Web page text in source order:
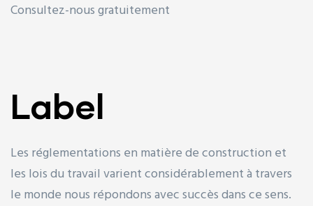
Consultez-nous gratuitement
Label
Les réglementations en matière de construction et
les lois du travail varient considérablement à travers
le monde nous répondons avec succès dans ce sens.